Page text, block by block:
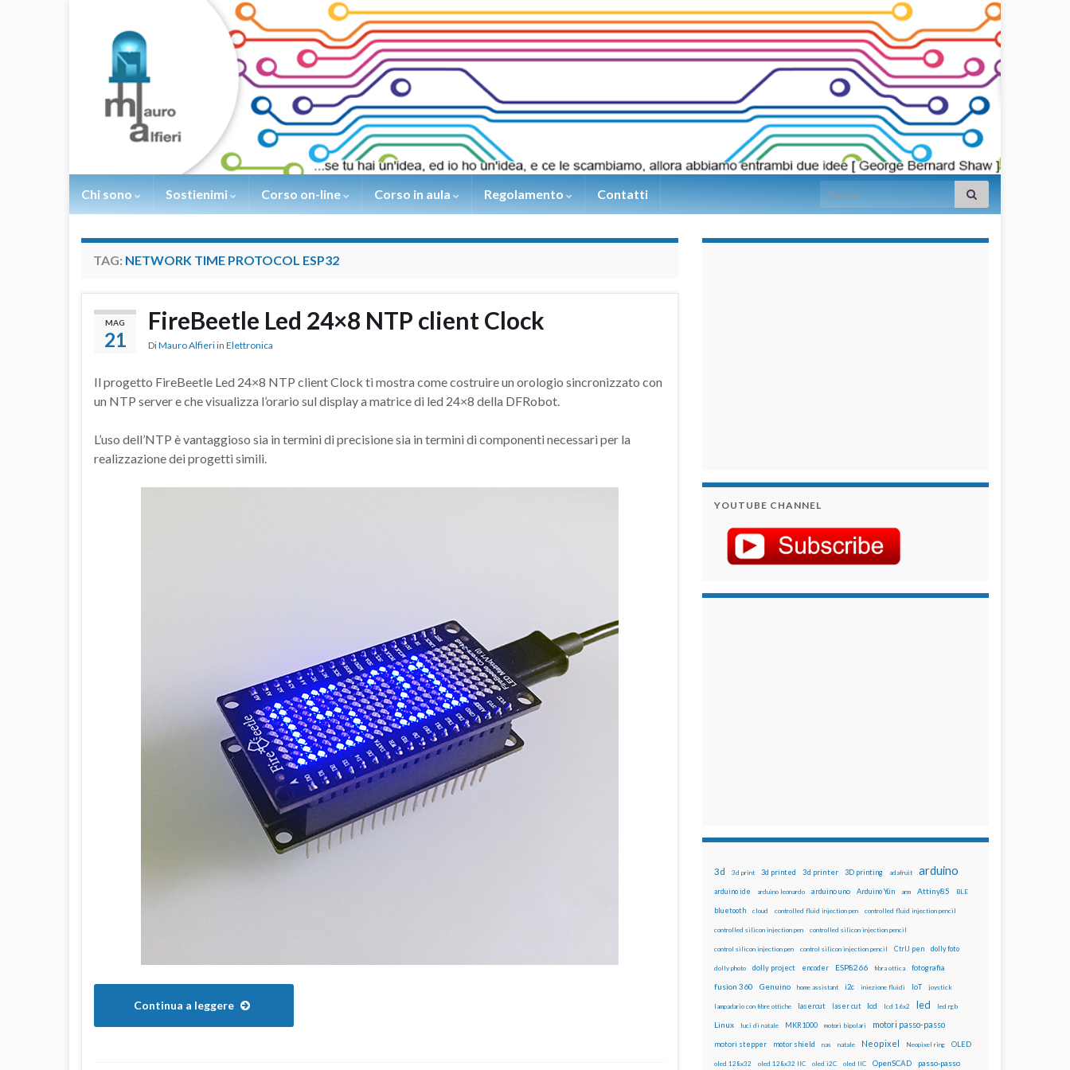
Chi sono Sostienimi Corso on-line Corso in aula Regolamento Contatti Search for:
TAG: NETWORK TIME PROTOCOL ESP32
MAG
21
FireBeetle Led 24×8 NTP client Clock
DiMauro Alfieri in Elettronica
Il progetto FireBeetle Led 24×8 NTP client Clock ti mostra come costruire un orologio sincronizzato con
un NTP server e che visualizza l’orario sul display a matrice di led 24×8 della DFRobot.
L’uso dell’NTP è vantaggioso sia in termini di precisione sia in termini di componenti necessari per la
realizzazione dei progetti simili.
Continua a leggere
YOUTUBE CHANNEL
3d 3d print 3d printed 3d printer 3D printing adafruit arduino
arduino ide arduino leonardo arduino uno Arduino Yún arm Attiny85 BLE
bluetooth cloud controlled fluid injection pen controlled fluid injection pencil
controlled silicon injection pen controlled silicon injection pencil
control silicon injection pen control silicon injection pencil CtrlJ pen dolly foto
dolly photo dolly project encoder ESP8266 fibra ottica fotografia
fusion 360 Genuino home assistant i2c iniezione fluidi IoT joystick
lampadario con fibre ottiche lasercut laser cut lcd lcd 16x2 led led rgb
Linux luci di natale MKR1000 motori bipolari motori passo-passo
motori stepper motor shield nas natale Neopixel Neopixel ring OLED
oled 128x32 oled 128x32 IIC oled i2C oled IIC OpenSCAD passo-passo